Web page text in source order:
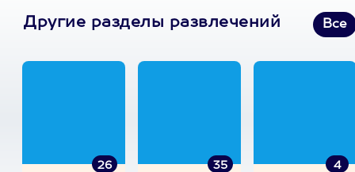
Другие разделы развлечений Все
26
35
4